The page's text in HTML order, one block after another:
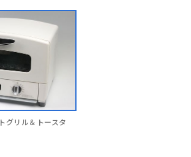
グリル＆トースタ